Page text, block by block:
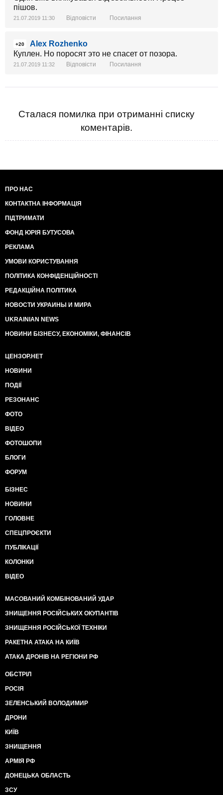
пішов.
21.07.2019 11:30 Відповісти Посилання
+20
Alex Rozhenko
Куплен. Но поросят это не спасет от позора.
21.07.2019 11:32 Відповісти Посилання
Сталася помилка при отриманні списку
коментарів.
ПРО НАС
КОНТАКТНА ІНФОРМАЦІЯ
ПІДТРИМАТИ
ФОНД ЮРІЯ БУТУСОВА
РЕКЛАМА
УМОВИ КОРИСТУВАННЯ
ПОЛІТИКА КОНФІДЕНЦІЙНОСТІ
РЕДАКЦІЙНА ПОЛІТИКА
НОВОСТИ УКРАИНЫ И МИРА
UKRAINIAN NEWS
НОВИНИ БІЗНЕСУ, ЕКОНОМІКИ, ФІНАНСІВ
ЦЕНЗОР.НЕТ
НОВИНИ
ПОДІЇ
РЕЗОНАНС
ФОТО
ВІДЕО
ФОТОШОПИ
БЛОГИ
ФОРУМ
БІЗНЕС
НОВИНИ
ГОЛОВНЕ
СПЕЦПРОЄКТИ
ПУБЛІКАЦІЇ
КОЛОНКИ
ВІДЕО
МАСОВАНИЙ КОМБІНОВАНИЙ УДАР
ЗНИЩЕННЯ РОСІЙСЬКИХ ОКУПАНТІВ
ЗНИЩЕННЯ РОСІЙСЬКОЇ ТЕХНІКИ
РАКЕТНА АТАКА НА КИЇВ
АТАКА ДРОНІВ НА РЕГІОНИ РФ
ОБСТРІЛ
РОСІЯ
ЗЕЛЕНСЬКИЙ ВОЛОДИМИР
ДРОНИ
КИЇВ
ЗНИЩЕННЯ
АРМІЯ РФ
ДОНЕЦЬКА ОБЛАСТЬ
ЗСУ